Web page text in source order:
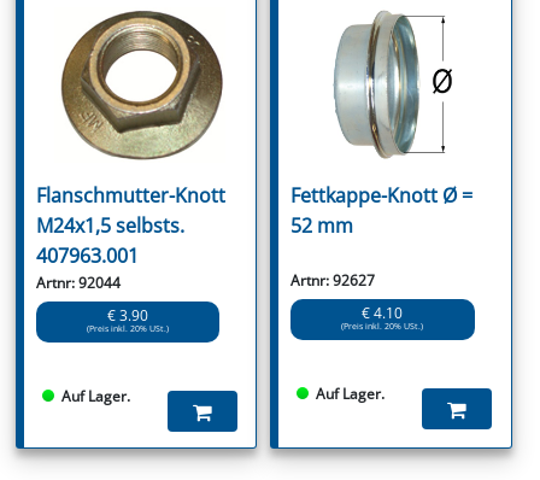
Flanschmutter-Knott
M24x1,5 selbsts.
407963.001
Artnr: 92044
€ 3.90
(Preis inkl. 20% USt.)
Auf Lager.
Fettkappe-Knott Ø =
52 mm
Artnr: 92627
€ 4.10
(Preis inkl. 20% USt.)
Auf Lager.